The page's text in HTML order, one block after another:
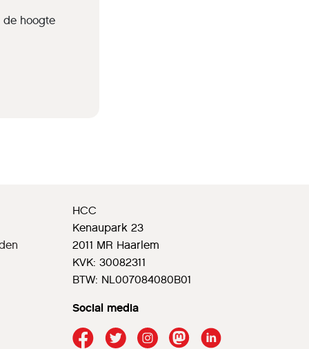
de hoogte
HCC
Kenaupark 23
2011 MR Haarlem
KVK: 30082311
BTW: NL007084080B01
Social media